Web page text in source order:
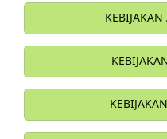
KEBIJAKAN